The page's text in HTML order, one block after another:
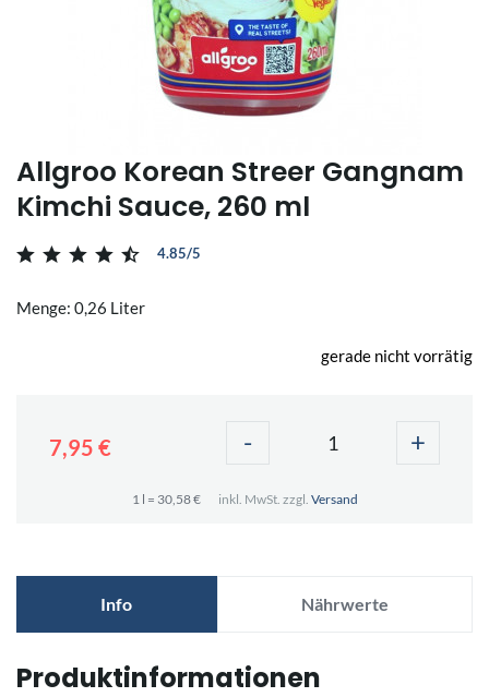
Allgroo Korean Streer Gangnam
Kimchi Sauce, 260 ml
4.85/5
Menge: 0,26 Liter
gerade nicht vorrätig
7,95 € - +
1 l = 30,58 € inkl. MwSt. zzgl. Versand
Info Nährwerte
Produktinformationen